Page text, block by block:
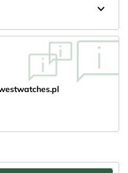
keyboard_arrow_down